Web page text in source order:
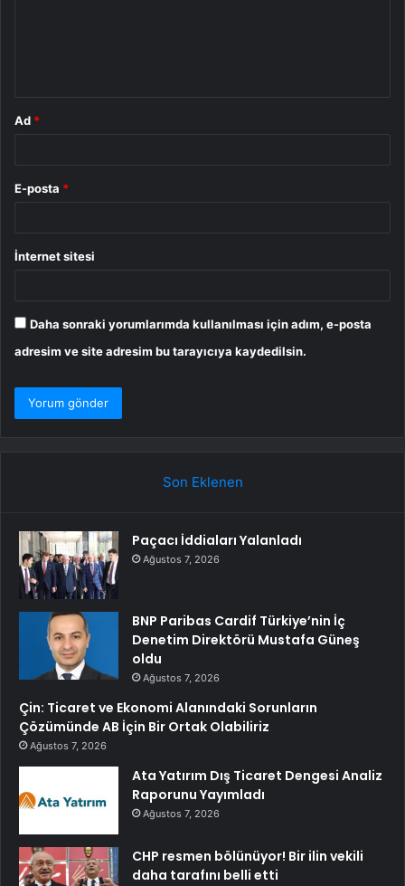
Ad *
E-posta *
İnternet sitesi
Daha sonraki yorumlarımda kullanılması için adım, e-posta
adresim ve site adresim bu tarayıcıya kaydedilsin.
Son Eklenen
Paçacı İddiaları Yalanladı
Ağustos 7, 2026
BNP Paribas Cardif Türkiye’nin İç
Denetim Direktörü Mustafa Güneş
oldu
Ağustos 7, 2026
Çin: Ticaret ve Ekonomi Alanındaki Sorunların
Çözümünde AB İçin Bir Ortak Olabiliriz
Ağustos 7, 2026
Ata Yatırım Dış Ticaret Dengesi Analiz
Raporunu Yayımladı
Ağustos 7, 2026
CHP resmen bölünüyor! Bir ilin vekili
daha tarafını belli etti